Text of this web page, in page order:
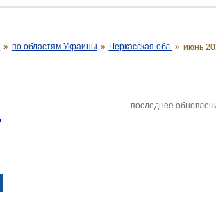
» по областям Украины » Черкасская обл. » июнь
последнее